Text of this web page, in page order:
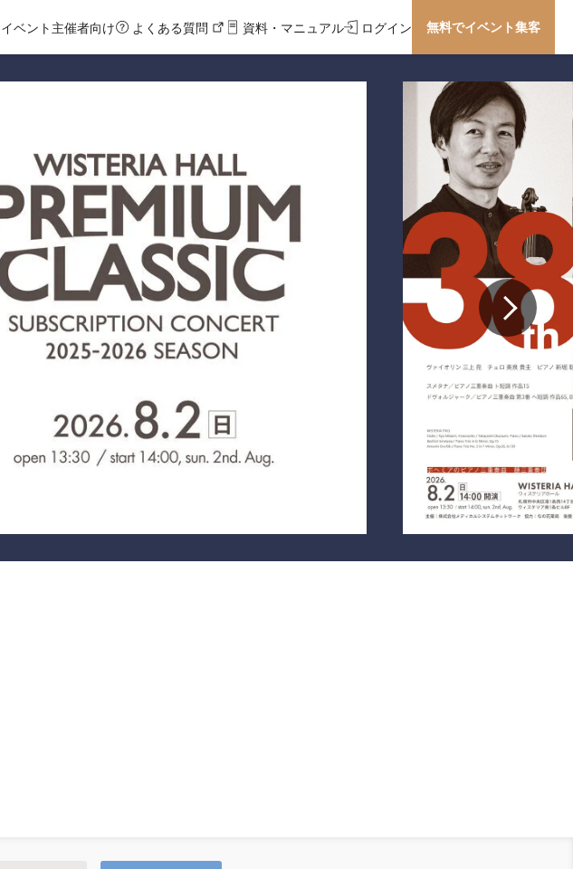
イベント主催者向け よくある質問 資料・マニュアル ログイン 無料でイベント集客